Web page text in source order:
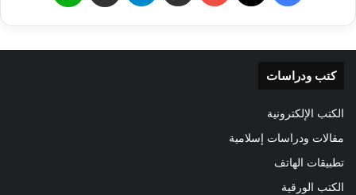
Play
كتب ودراسات
الكتب الإلكترونية
مقالات ودراسات إسلامية
تطبيقات الهاتف
الكتب الورقية